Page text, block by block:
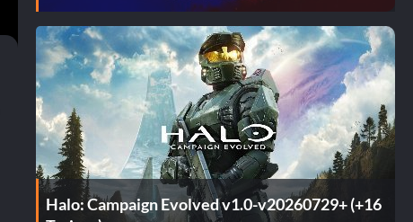
Halo: Campaign Evolved v1.0-v20260729+ (+16